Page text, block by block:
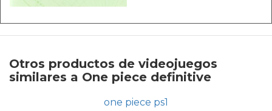
Otros productos de videojuegos
similares a One piece definitive
one piece ps1